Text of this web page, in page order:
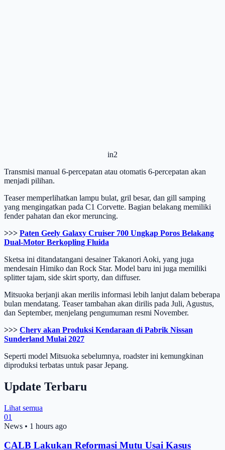
in2
Transmisi manual 6-percepatan atau otomatis 6-percepatan akan
menjadi pilihan.
Teaser memperlihatkan lampu bulat, gril besar, dan gill samping
yang mengingatkan pada C1 Corvette. Bagian belakang memiliki
fender pahatan dan ekor meruncing.
>>> Paten Geely Galaxy Cruiser 700 Ungkap Poros Belakang
Dual-Motor Berkopling Fluida
Sketsa ini ditandatangani desainer Takanori Aoki, yang juga
mendesain Himiko dan Rock Star. Model baru ini juga memiliki
splitter tajam, side skirt sporty, dan diffuser.
Mitsuoka berjanji akan merilis informasi lebih lanjut dalam beberapa
bulan mendatang. Teaser tambahan akan dirilis pada Juli, Agustus,
dan September, menjelang pengumuman resmi November.
>>> Chery akan Produksi Kendaraan di Pabrik Nissan
Sunderland Mulai 2027
Seperti model Mitsuoka sebelumnya, roadster ini kemungkinan
diproduksi terbatas untuk pasar Jepang.
Update Terbaru
Lihat semua
01
News • 1 hours ago
CALB Lakukan Reformasi Mutu Usai Kasus